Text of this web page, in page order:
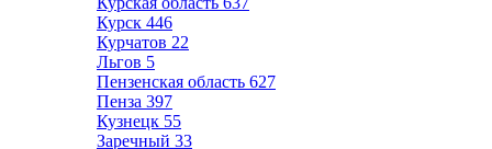
Курск 446
Курчатов 22
Льгов 5
Пензенская область 627
Пенза 397
Кузнецк 55
Заречный 33